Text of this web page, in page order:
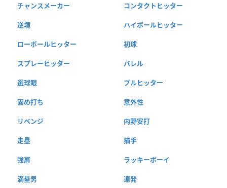
チャンスメーカー コンタクトヒッター
逆境 ハイボールヒッター
ローボールヒッター 初球
スプレーヒッター バレル
選球眼 プルヒッター
固め打ち 意外性
リベンジ 内野安打
走塁 捕手
強肩 ラッキーボーイ
満塁男 連発